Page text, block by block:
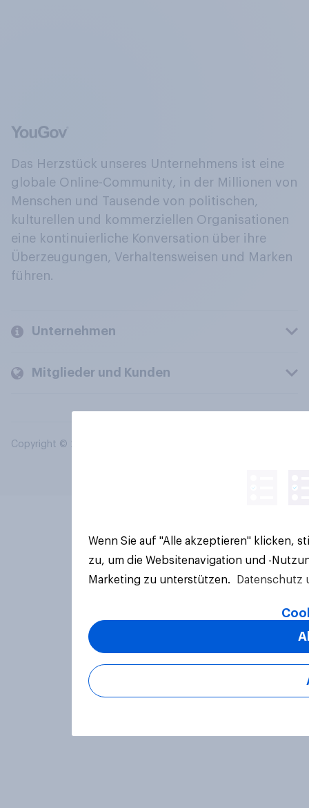
Das Herzstück unseres Unternehmens ist eine
globale Online-Community, in der Millionen von
Menschen und Tausende von politischen,
kulturellen und kommerziellen Organisationen
eine kontinuierliche Konversation über ihre
Überzeugungen, Verhaltensweisen und Marken
führen.
Unternehmen
Mitglieder und Kunden
Copyright © 2026 YouGov PLC. Alle Rechte vorbehalten.
Wenn Sie auf "Alle akzeptieren" klicken,
zu, um die Websitenavigation und -
Marketing zu unterstützen.
Datenschutz